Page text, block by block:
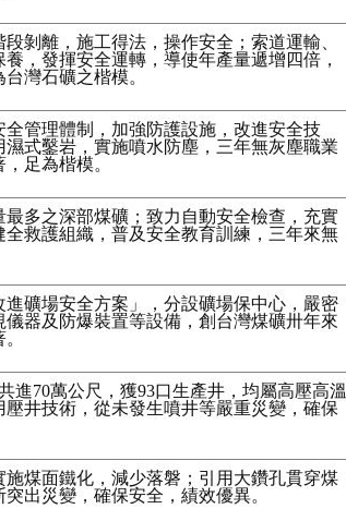
剝離，施工得法，操作安全；索道運輸、
，發揮安全運轉，導使年產量遞增四倍，
灣石礦之楷模。
管理體制，加強防護設施，改進安全技
式鑿岩，實施噴水防塵，三年無灰塵職業
足為楷模。
多之深部煤礦；致力自動安全檢查，充實
救護組織，普及安全教育訓練，三年來無
礦場安全方案」，分設礦場保中心，嚴密
器及防爆裝置等設備，創台灣煤礦卅年來
進70萬公尺，獲93口生產井，均屬高壓高溫
井技術，從未發生噴井等嚴重災變，確保
煤面鐵化，減少落磐；引用大鑽孔貫穿煤
出災變，確保安全，績效優異。